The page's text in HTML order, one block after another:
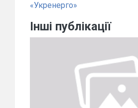
«Укренерго»
Інші публікації